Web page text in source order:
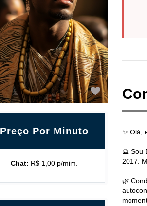
Preço Por Minuto
Chat: R$ 1,00 p/mim.
✨ Olá,
🔮 Sou
2017.
🌿